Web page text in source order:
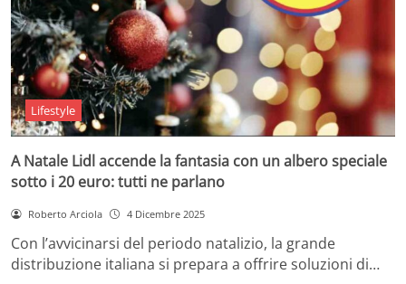
Lifestyle
A Natale Lidl accende la fantasia con un albero speciale
sotto i 20 euro: tutti ne parlano
Roberto Arciola 4 Dicembre 2025
Con l’avvicinarsi del periodo natalizio, la grande
distribuzione italiana si prepara a offrire soluzioni di…